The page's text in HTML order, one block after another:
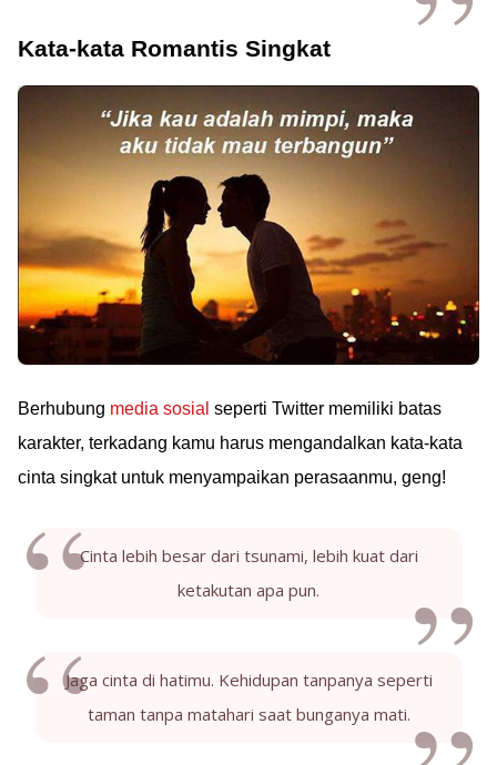
Kata-kata Romantis Singkat
Berhubung media sosial seperti Twitter memiliki batas
karakter, terkadang kamu harus mengandalkan kata-kata
cinta singkat untuk menyampaikan perasaanmu, geng!
Cinta lebih besar dari tsunami, lebih kuat dari
ketakutan apa pun.
Jaga cinta di hatimu. Kehidupan tanpanya seperti
taman tanpa matahari saat bunganya mati.